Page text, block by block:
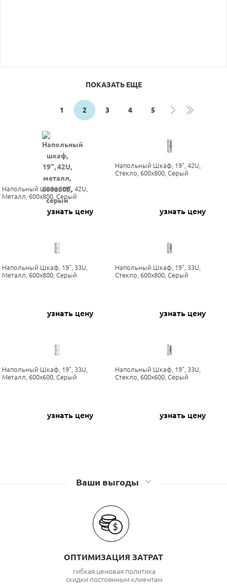
ПОКАЗАТЬ ЕЩЕ
1 2 3 4 5
Напольный Шкаф, 19", 42U,
Металл, 600х800, Серый
узнать цену
Напольный Шкаф, 19", 42U,
Стекло, 600х800, Серый
узнать цену
Напольный Шкаф, 19", 33U,
Металл, 600х800, Серый
узнать цену
Напольный Шкаф, 19", 33U,
Стекло, 600х800, Серый
узнать цену
Напольный Шкаф, 19", 33U,
Металл, 600х600, Серый
узнать цену
Напольный Шкаф, 19", 33U,
Стекло, 600х600, Серый
узнать цену
Ваши выгоды
ОПТИМИЗАЦИЯ ЗАТРАТ
гибкая ценовая политика
скидки постоянным клиентам